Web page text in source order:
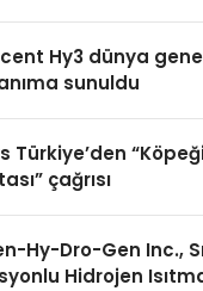
Hy3 dünya
sunuldu
Türkiye’den
çağrısı
Hy-Dro-Gen Inc.,
Hidrojen